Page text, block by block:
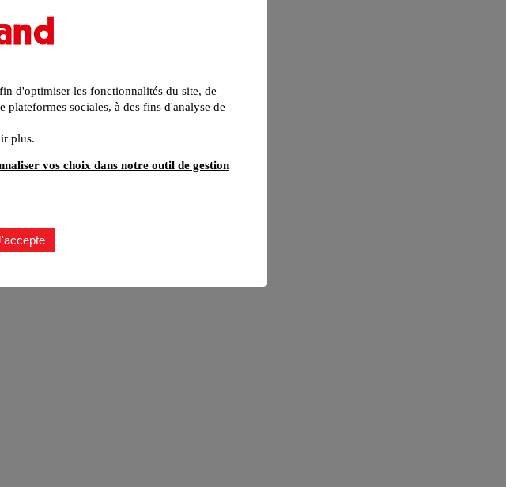
d'optimiser les fonctionnalités du site, de
plateformes sociales, à des fins d'analyse de
plus.
vos choix dans notre outil de gestion